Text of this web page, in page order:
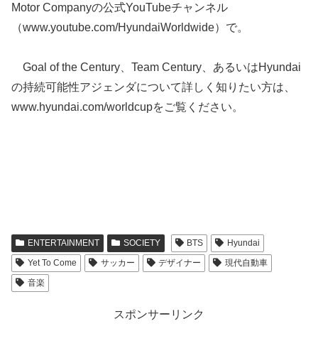
Motor Companyの公式YouTubeチャンネル
（www.youtube.com/HyundaiWorldwide）で。
Goal of the Century、Team Century、あるいはHyundai
の持続可能性アジェンダについて詳しく知りたい方は、
www.hyundai.com/worldcupをご覧ください。
ENTERTAINMENT SOCIETY BTS
Hyundai
Yet To Come
サッカー デザイナー
現代自動車
音楽
スポンサーリンク